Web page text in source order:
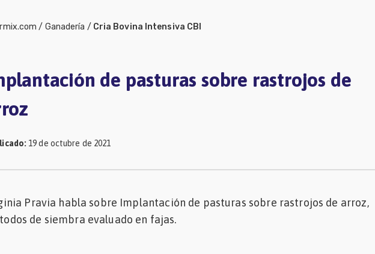
/ Ganadería / Cria Bovina Intensiva CBI
de pasturas sobre rastrojos de
: 19 de octubre de 2021
Pravia habla sobre Implantación de pasturas sobre rastrojos de arroz,
de siembra evaluado en fajas.